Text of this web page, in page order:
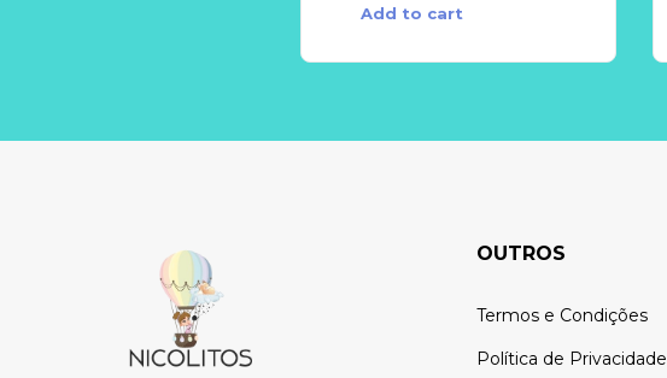
Add to cart
OUTROS
Termos e Condições
Política de Privacidade